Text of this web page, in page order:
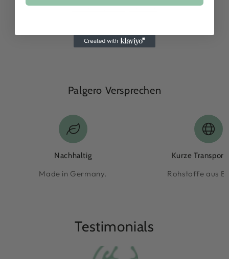
Palgero Versprechen
Nachhaltig
Made in Germany.
Kurze
Rohstoffe aus
Testimonials